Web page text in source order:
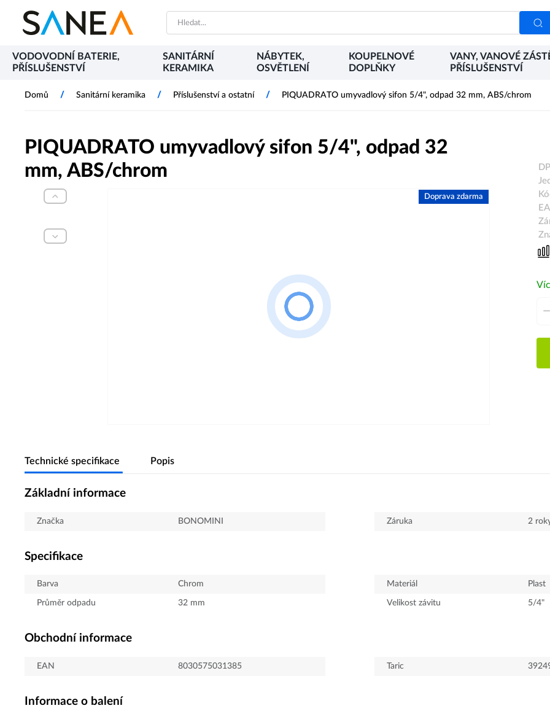
VODOVODNÍ BATERIE,
PŘÍSLUŠENSTVÍ
SANITÁRNÍ
KERAMIKA
NÁBYTEK,
OSVĚTLENÍ
KOUPELNOVÉ
DOPLŇKY
VANY, VANOVÉ
PŘÍSLUŠENSTVÍ
Domů / Sanitární keramika / Příslušenství a ostatní / PIQUADRATO umyvadlový sifon 5/4", odpad 32 mm, ABS/chrom
PIQUADRATO umyvadlový sifon 5/4", odpad 32
mm, ABS/chrom
Doprava zdarma
Technické specifikace Popis
Základní informace
Značka BONOMINI Záruka 2
Specifikace
Barva Chrom Materiál Plast
Průměr odpadu 32 mm Velikost závitu 5/4"
Obchodní informace
EAN 8030575031385 Taric
Informace o balení